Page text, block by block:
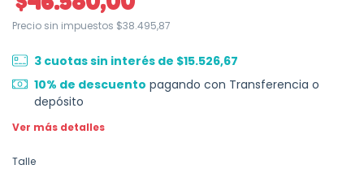
Precio sin impuestos $38.495,87
3 cuotas sin interés de $15.526,67
10% de descuento pagando con Transferencia o
depósito
Ver más detalles
Talle